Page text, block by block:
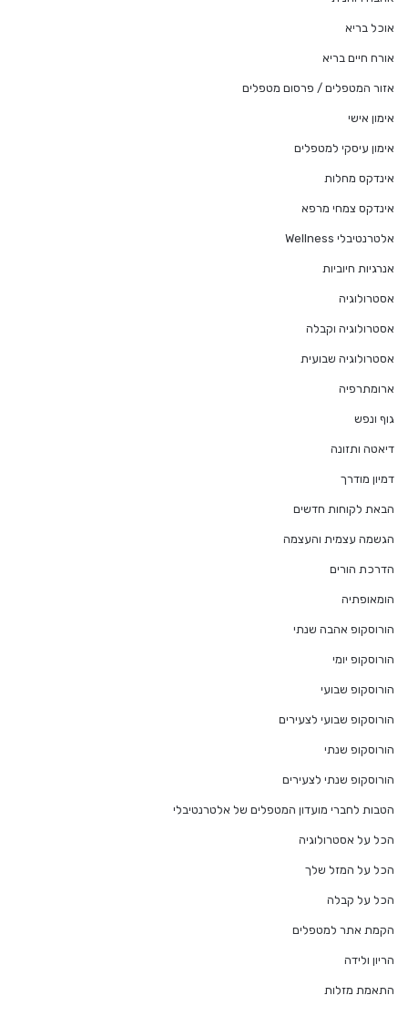
אוכל בריא
אורח חיים בריא
אזור המטפלים / פרסום מטפלים
אימון אישי
אימון עיסקי למטפלים
אינדקס מחלות
אינדקס צמחי מרפא
אלטרנטיבלי Wellness
אנרגיות חיוביות
אסטרולוגיה
אסטרולוגיה וקבלה
אסטרולוגיה שבועית
ארומתרפיה
גוף ונפש
דיאטה ותזונה
דמיון מודרך
הבאת לקוחות חדשים
הגשמה עצמית והעצמה
הדרכת הורים
הומאופתיה
הורוסקופ אהבה שנתי
הורוסקופ יומי
הורוסקופ שבועי
הורוסקופ שבועי לצעירים
הורוסקופ שנתי
הורוסקופ שנתי לצעירים
הטבות לחברי מועדון המטפלים של אלטרנטיבלי
הכל על אסטרולוגיה
הכל על המזל שלך
הכל על קבלה
הקמת אתר למטפלים
הריון ולידה
התאמת מזלות